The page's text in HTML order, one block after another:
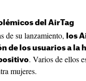
del AirTag
de su lanzamiento,
los
de los usuarios a la
. Varios de ellos
mujeres.